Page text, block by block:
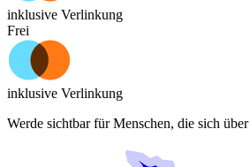
inklusive Verlinkung
Frei
inklusive Verlinkung
Werde sichtbar für Menschen, die sich über